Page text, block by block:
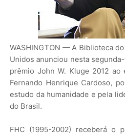
WASHINGTON — A Biblioteca
Unidos anunciou nesta
prêmio John W. Kluge 2012
Fernando Henrique Cardoso,
estudo da humanidade e pela
do Brasil.
FHC (1995-2002) receberá o